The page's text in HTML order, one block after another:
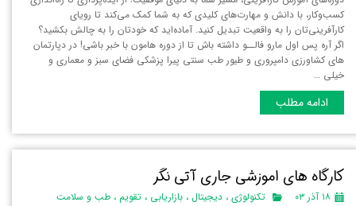
کسب‌وکار، با دانش و مهارت‌های کلیدی که به شما کمک می‌کند تا رویای
کارآفرینی‌تان را به واقعیت تبدیل کنید. آماده‌اید که خودتان را به چالش بکشید؟
اگر آره پس اول مارو فالــو داشته باش تا از دوره هامون با خبر باشی! در دپارتمان
های کشاورزی دامپروری و طیور طب سنتی پیرا پزشکی فضای سبز و معماری و
خیلی …
ادامه مطلب
کارگاه های اموزشی جاری آتی نگر
۱۸ آذر ۰۳ تکنولوژی ، دیجیتال ، بازاریابی ، تقویم ، طب و سلامت